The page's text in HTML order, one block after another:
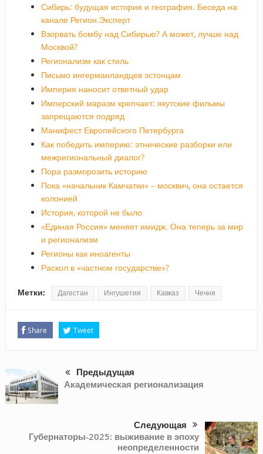
Сибирь: будущая история и география. Беседа на
канале Регион.Эксперт
Взорвать бомбу над Сибирью? А может, лучше над
Москвой?
Регионализм как стиль
Письмо ингерманландцев эстонцам
Империя наносит ответный удар
Имперский маразм крепчает: якутские фильмы
запрещаются подряд
Манифест Европейского Петербурга
Как победить империю: этнические разборки или
межрегиональный диалог?
Пора разморозить историю
Пока «начальник Камчатки» – москвич, она остается
колонией
История, которой не было
«Единая Россия» меняет имидж. Она теперь за мир
и регионализм
Регионы как иноагенты
Раскол в «частном государстве»?
Метки: Дагестан Ингушетия Кавказ Чечня
Share Tweet
Предыдущая
Академическая регионализация
Следующая
Губернаторы-2025: выживание в эпоху
неопределенности